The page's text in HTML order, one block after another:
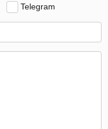
Telegram